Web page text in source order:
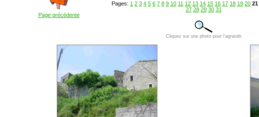
Page précédente
Pages: 1 2 3 4 5 6 7 8 9 10 11 12 13 14 15 16 17 18 19 20 21
27 28 29 30 31
Cliquez sur une photo pour l'agrandir